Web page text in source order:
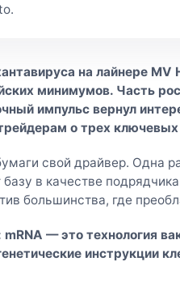
на лайнере MV
минимумов. Часть
импульс вернул
о трех ключевых
свой драйвер. Одна
в качестве
большинства, где
— это технология
инструкции